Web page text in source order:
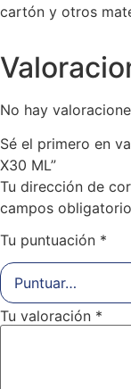
cartón y otros
No hay
Sé el primero en
X30 ML”
Tu dirección de
campos
Tu puntuación *
Tu valoración *